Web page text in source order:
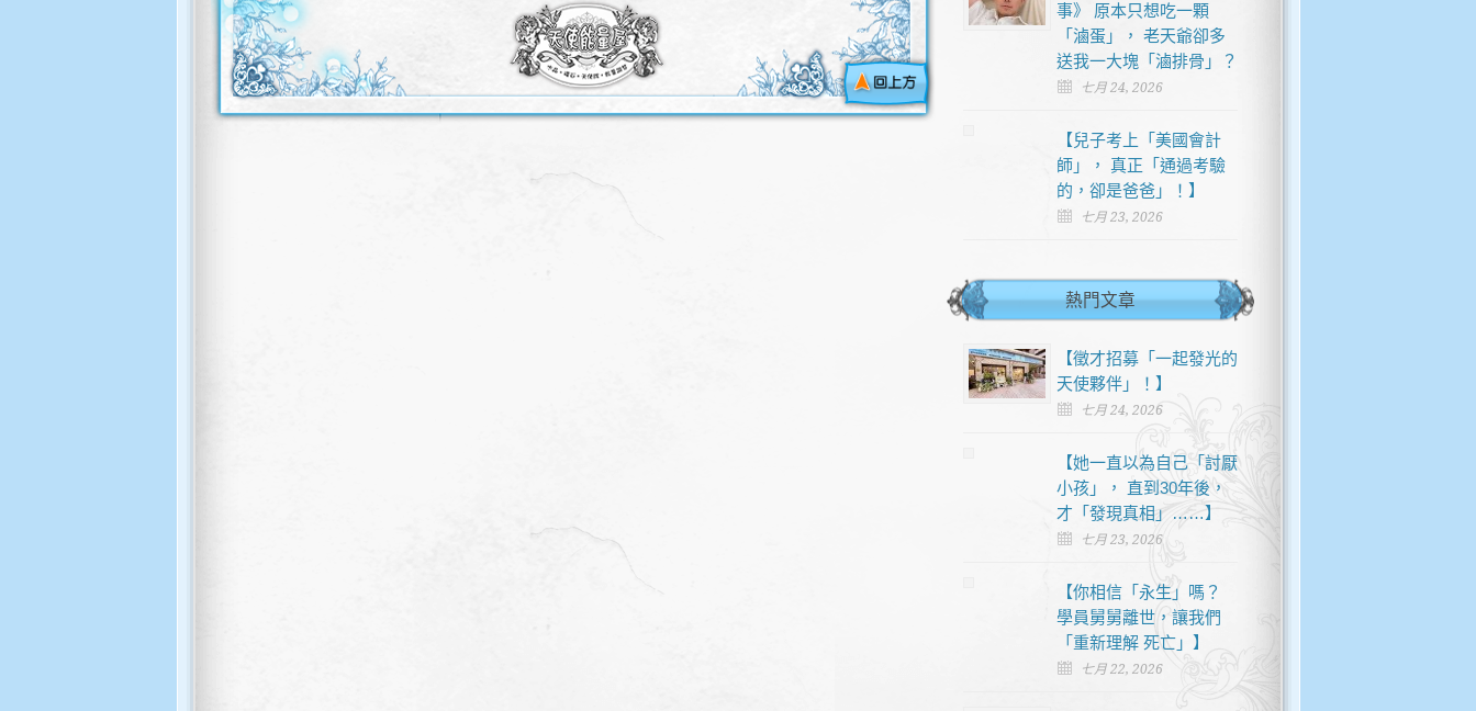
事》 原本只想吃一顆
「滷蛋」， 老天爺卻多
送我一大塊「滷排骨」？
七月 24, 2026
【兒子考上「美國會計
師」， 真正「通過考驗
的，卻是爸爸」！】
七月 23, 2026
熱門文章
【徵才招募「一起發光的
天使夥伴」！】
七月 24, 2026
【她一直以為自己「討厭
小孩」， 直到30年後，
才「發現真相」……】
七月 23, 2026
【你相信「永生」嗎？
學員舅舅離世，讓我們
「重新理解 死亡」】
七月 22, 2026